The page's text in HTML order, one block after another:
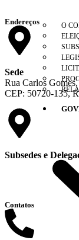
O
Endereços
Sede
Rua Carlos
CEP: 50720-135,
Subsedes e
Contatos